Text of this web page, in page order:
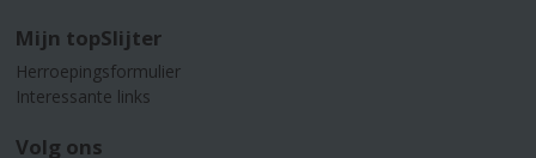
Mijn topSlijter
Herroepingsformulier
Interessante links
Volg ons